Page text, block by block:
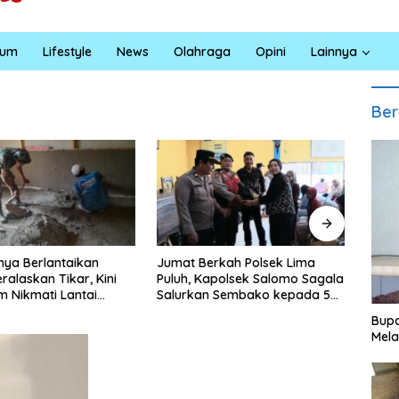
Lifestyle News Olahraga Opini Lainnya
Polsek Lima
Salomo Sagala
kepada 50
Satresnarkoba Polres Batu
Bara Gelar Jum’at Berkah,
Santuni Anak Yatim dan